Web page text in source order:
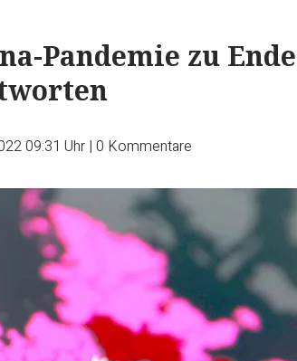
Pandemie zu
09:31 Uhr | 0 Kommentare